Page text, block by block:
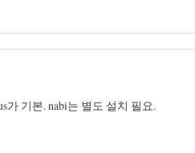
가 기본. nabi는 별도 설치 필요.